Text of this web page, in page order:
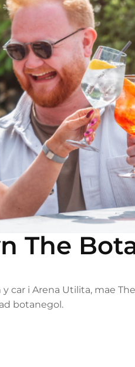
The
car i Arena Utilita, mae
botanegol.